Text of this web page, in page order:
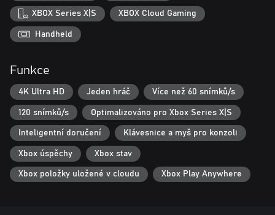
XBOX Series X|S XBOX Cloud Gaming
Handheld
Funkce
4K Ultra HD Jeden hráč Více než 60 snímků/s
120 snímků/s Optimalizováno pro Xbox Series X|S
Inteligentní doručení Klávesnice a myš pro konzoli
Xbox úspěchy Xbox stav
Xbox položky uložené v cloudu Xbox Play Anywhere